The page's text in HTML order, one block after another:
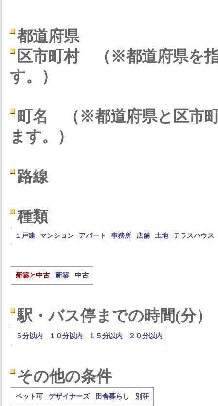
都道府県
区市町村
（※都道府県を
す。）
町名
（※都道府県と区市
ます。）
路線
種類
１戸建 マンション アパート 事務所 店舗 土地 テラスハウス
新築と中古 新築 中古
駅・バス停までの時間(分）
５分以内 １０分以内 １５分以内 ２０分以内
その他の条件
ペット可 デザイナーズ 田舎暮らし 別荘